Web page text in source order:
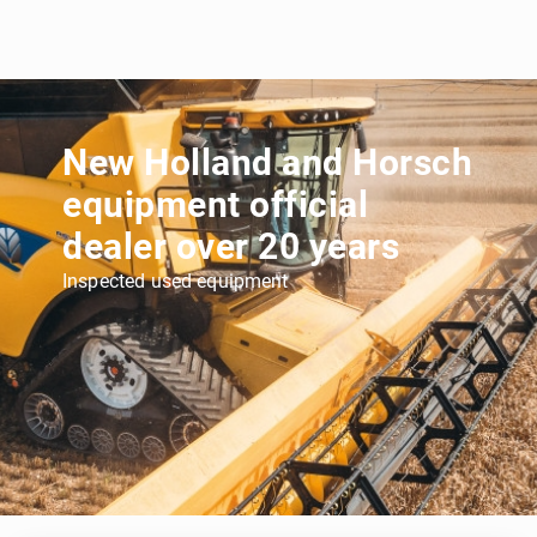
New Holland and Horsch
equipment official
dealer over 20 years
Inspected used equipment